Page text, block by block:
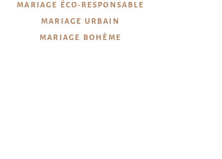
MARIAGE ÉCO-RESPONSABLE
MARIAGE URBAIN
MARIAGE BOHÈME